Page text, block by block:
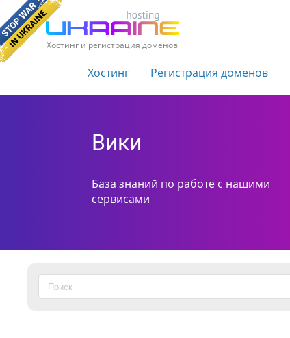
Хостинг и регистрация доменов
Хостинг Регистрация доменов
Вики
База знаний по работе с нашими
сервисами